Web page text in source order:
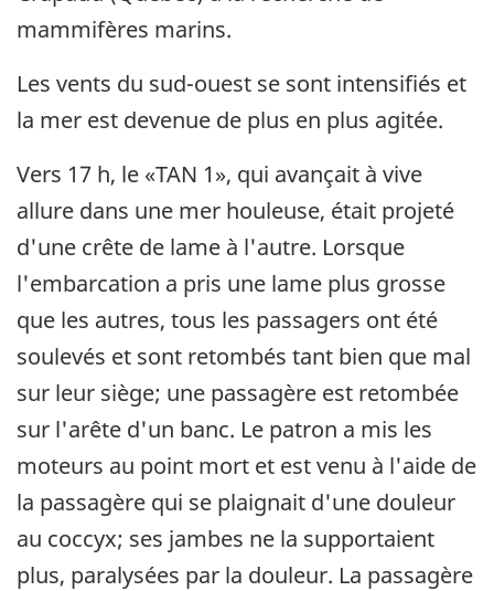
mammifères marins.
Les vents du sud-ouest se sont intensifiés et
la mer est devenue de plus en plus agitée.
Vers 17 h, le «TAN 1», qui avançait à vive
allure dans une mer houleuse, était projeté
d'une crête de lame à l'autre. Lorsque
l'embarcation a pris une lame plus grosse
que les autres, tous les passagers ont été
soulevés et sont retombés tant bien que mal
sur leur siège; une passagère est retombée
sur l'arête d'un banc. Le patron a mis les
moteurs au point mort et est venu à l'aide de
la passagère qui se plaignait d'une douleur
au coccyx; ses jambes ne la supportaient
plus, paralysées par la douleur. La passagère